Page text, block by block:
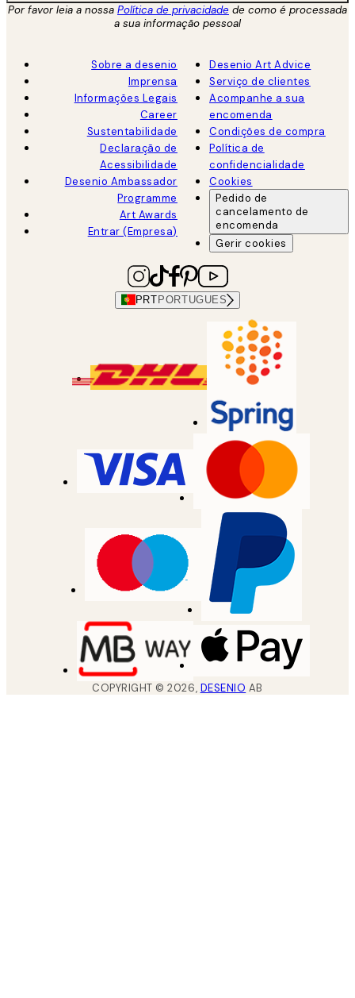
Por favor leia a nossa Política de privacidade de como é processada
a sua informação pessoal
Sobre a desenio
Imprensa
Informações Legais
Career
Sustentabilidade
Declaração de
Acessibilidade
Desenio Ambassador
Programme
Art Awards
Entrar (Empresa)
Desenio Art Advice
Serviço de clientes
Acompanhe a sua
encomenda
Condições de compra
Política de
confidencialidade
Cookies
Pedido de
cancelamento de
encomenda
Gerir cookies
PRT PORTUGUES
COPYRIGHT ©2026, DESENIO AB